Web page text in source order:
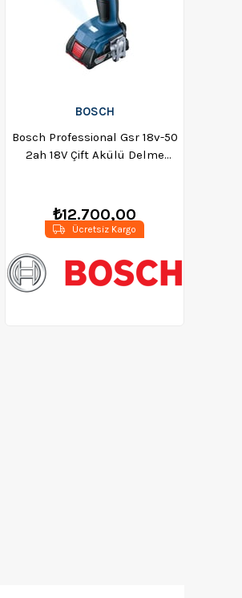
BOSCH
Bosch Professional Gsr 18v-50
2ah 18V Çift Akülü Delme
₺12.700,00
Ücretsiz Kargo